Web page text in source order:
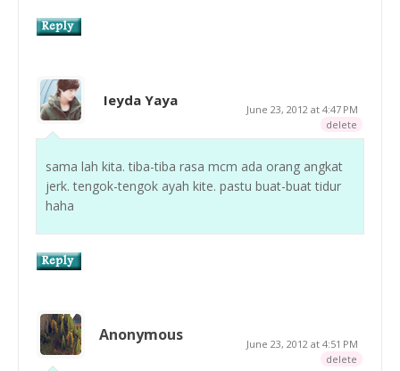
Ieyda Yaya
June 23, 2012 at 4:47 PM
delete
sama lah kita. tiba-tiba rasa mcm ada orang angkat
jerk. tengok-tengok ayah kite. pastu buat-buat tidur
haha
Anonymous
June 23, 2012 at 4:51 PM
delete